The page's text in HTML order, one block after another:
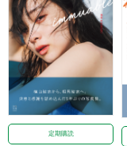
定期購読